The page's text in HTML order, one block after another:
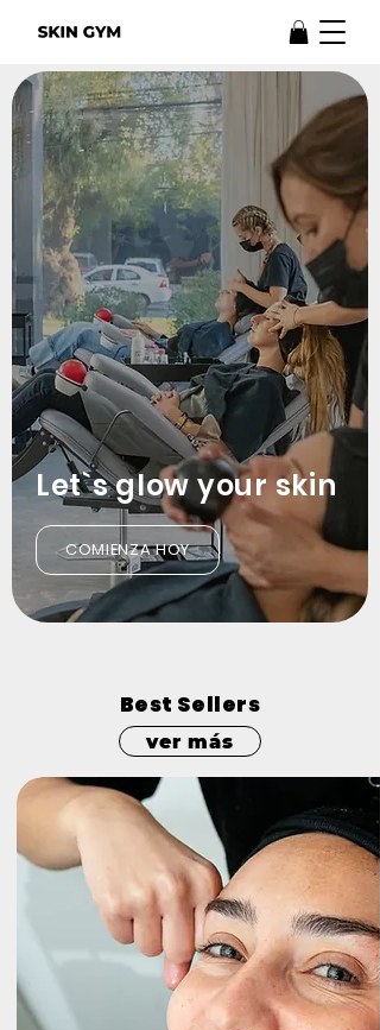
Let`s glow your skin
COMIENZA HOY
Best Sellers
ver más